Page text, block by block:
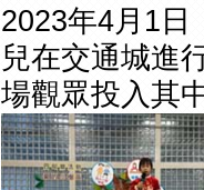
2023年4月1
兒在交通城進
場觀眾投入其